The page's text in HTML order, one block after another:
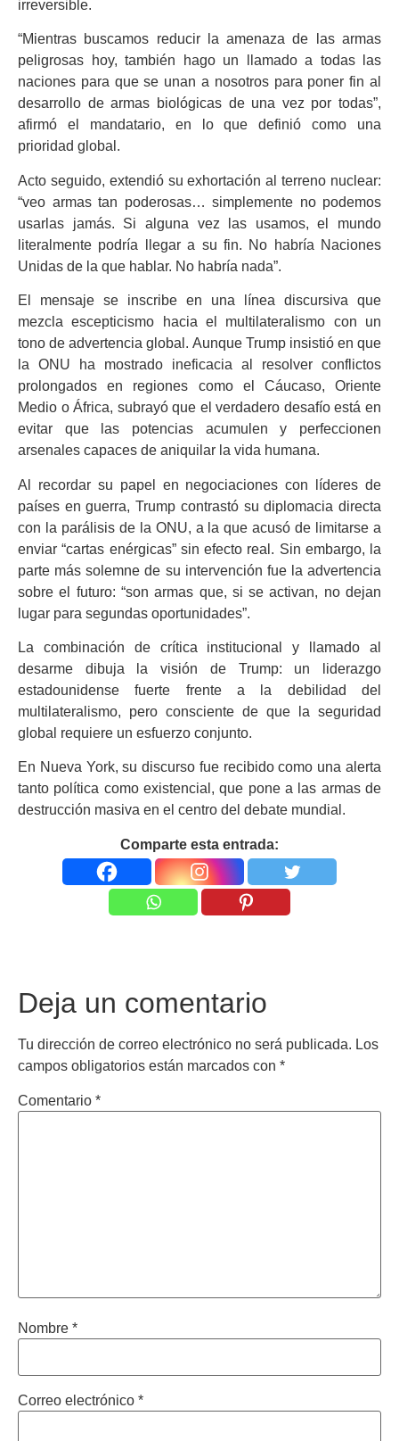
irreversible.
“Mientras buscamos reducir la amenaza de las armas
peligrosas hoy, también hago un llamado a todas las
naciones para que se unan a nosotros para poner fin al
desarrollo de armas biológicas de una vez por todas”,
afirmó el mandatario, en lo que definió como una
prioridad global.
Acto seguido, extendió su exhortación al terreno nuclear:
“veo armas tan poderosas… simplemente no podemos
usarlas jamás. Si alguna vez las usamos, el mundo
literalmente podría llegar a su fin. No habría Naciones
Unidas de la que hablar. No habría nada”.
El mensaje se inscribe en una línea discursiva que
mezcla escepticismo hacia el multilateralismo con un
tono de advertencia global. Aunque Trump insistió en que
la ONU ha mostrado ineficacia al resolver conflictos
prolongados en regiones como el Cáucaso, Oriente
Medio o África, subrayó que el verdadero desafío está en
evitar que las potencias acumulen y perfeccionen
arsenales capaces de aniquilar la vida humana.
Al recordar su papel en negociaciones con líderes de
países en guerra, Trump contrastó su diplomacia directa
con la parálisis de la ONU, a la que acusó de limitarse a
enviar “cartas enérgicas” sin efecto real. Sin embargo, la
parte más solemne de su intervención fue la advertencia
sobre el futuro: “son armas que, si se activan, no dejan
lugar para segundas oportunidades”.
La combinación de crítica institucional y llamado al
desarme dibuja la visión de Trump: un liderazgo
estadounidense fuerte frente a la debilidad del
multilateralismo, pero consciente de que la seguridad
global requiere un esfuerzo conjunto.
En Nueva York, su discurso fue recibido como una alerta
tanto política como existencial, que pone a las armas de
destrucción masiva en el centro del debate mundial.
Comparte esta entrada:
Deja un comentario
Tu dirección de correo electrónico no será publicada. Los
campos obligatorios están marcados con *
Comentario *
Nombre *
Correo electrónico *